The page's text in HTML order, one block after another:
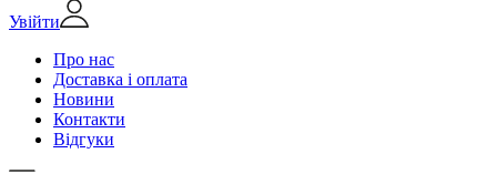
Увійти
Про нас
Доставка і оплата
Новини
Контакти
Відгуки